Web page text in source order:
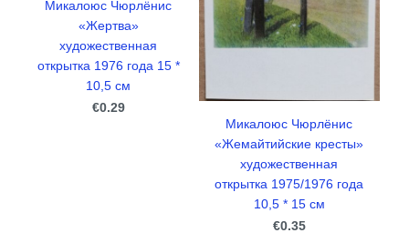
Микалоюс Чюрлёнис
«Жертва»
художественная
открытка 1976 года 15 *
10,5 см
€0.29
Микалоюс Чюрлёнис
«Жемайтийские кресты»
художественная
открытка 1975/1976 года
10,5 * 15 см
€0.35